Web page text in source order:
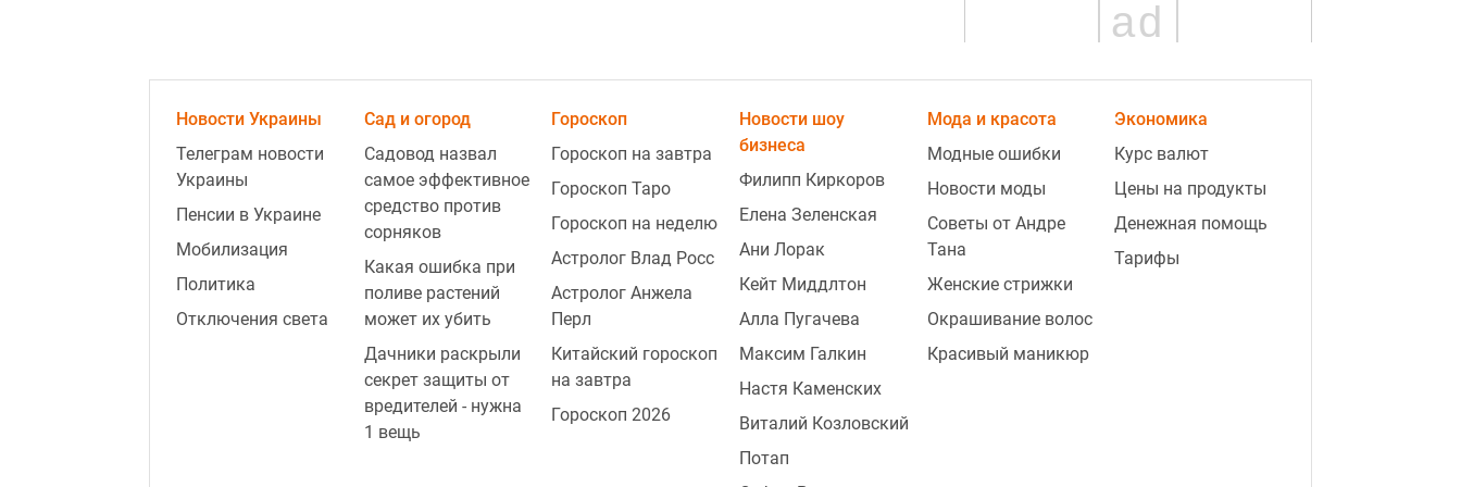
ad
23:32
Путин нашел "безопасную зону" и
панически избегает атак
украинских БПЛА - СМИ
23:14
РФ готова к новому
Новости Украины
Телеграм новости
Украины
Пенсии в Украине
Мобилизация
Политика
Отключения света
Сад и огород
Садовод назвал
самое эффективное
средство против
сорняков
Какая ошибка при
поливе растений
может их убить
Дачники раскрыли
секрет защиты от
вредителей - нужна
1 вещь
Гороскоп
Гороскоп на завтра
Гороскоп Таро
Гороскоп на неделю
Астролог Влад Росс
Астролог Анжела
Перл
Китайский гороскоп
на завтра
Гороскоп 2026
Новости шоу
бизнеса
Филипп Киркоров
Елена Зеленская
Ани Лорак
Кейт Миддлтон
Алла Пугачева
Максим Галкин
Настя Каменских
Виталий Козловский
Потап
Мода и красота
Модные ошибки
Новости моды
Советы от Андре
Тана
Женские стрижки
Окрашивание волос
Красивый маникюр
Экономика
Курс валют
Цены на продукты
Денежная помощь
Тарифы